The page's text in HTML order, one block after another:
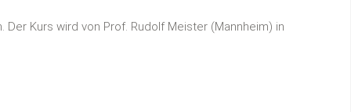
Der Kurs wird von Prof. Rudolf Meister (Mannheim) in